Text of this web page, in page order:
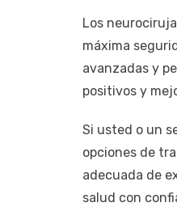
Los
máxima
avanzadas y
positivos y
Si usted o un
opciones de
adecuada de
salud con